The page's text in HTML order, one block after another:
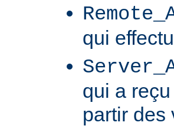
qui
qui a
partir des